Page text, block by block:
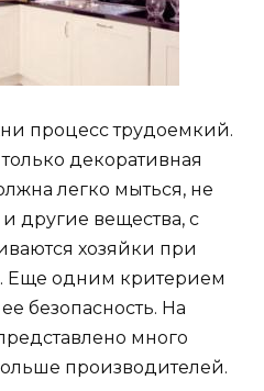
процесс трудоемкий.
декоративная
легко мыться, не
другие вещества, с
хозяйки при
Еще одним критерием
безопасность. На
много
производителей.